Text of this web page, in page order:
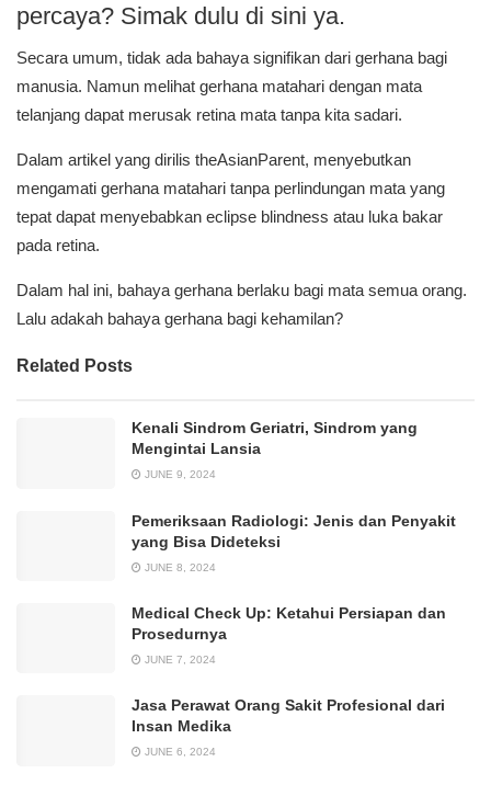
percaya? Simak dulu di sini ya.
Secara umum, tidak ada bahaya signifikan dari gerhana bagi
manusia. Namun melihat gerhana matahari dengan mata
telanjang dapat merusak retina mata tanpa kita sadari.
Dalam artikel yang dirilis theAsianParent, menyebutkan
mengamati gerhana matahari tanpa perlindungan mata yang
tepat dapat menyebabkan eclipse blindness atau luka bakar
pada retina.
Dalam hal ini, bahaya gerhana berlaku bagi mata semua orang.
Lalu adakah bahaya gerhana bagi kehamilan?
Related Posts
Kenali Sindrom Geriatri, Sindrom yang
Mengintai Lansia
JUNE 9, 2024
Pemeriksaan Radiologi: Jenis dan Penyakit
yang Bisa Dideteksi
JUNE 8, 2024
Medical Check Up: Ketahui Persiapan dan
Prosedurnya
JUNE 7, 2024
Jasa Perawat Orang Sakit Profesional dari
Insan Medika
JUNE 6, 2024